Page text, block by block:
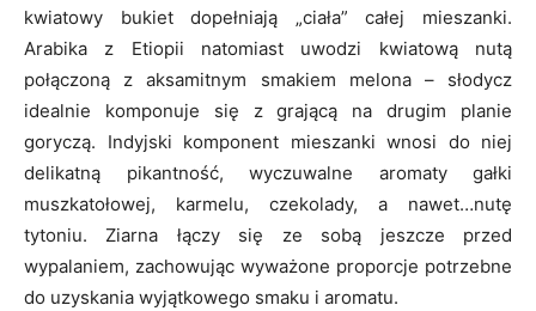
kwiatowy bukiet dopełniają „ciała” całej mieszanki.
Arabika z Etiopii natomiast uwodzi kwiatową nutą
połączoną z aksamitnym smakiem melona – słodycz
idealnie komponuje się z grającą na drugim planie
goryczą. Indyjski komponent mieszanki wnosi do niej
delikatną pikantność, wyczuwalne aromaty gałki
muszkatołowej, karmelu, czekolady, a nawet…nutę
tytoniu. Ziarna łączy się ze sobą jeszcze przed
wypalaniem, zachowując wyważone proporcje potrzebne
do uzyskania wyjątkowego smaku i aromatu.